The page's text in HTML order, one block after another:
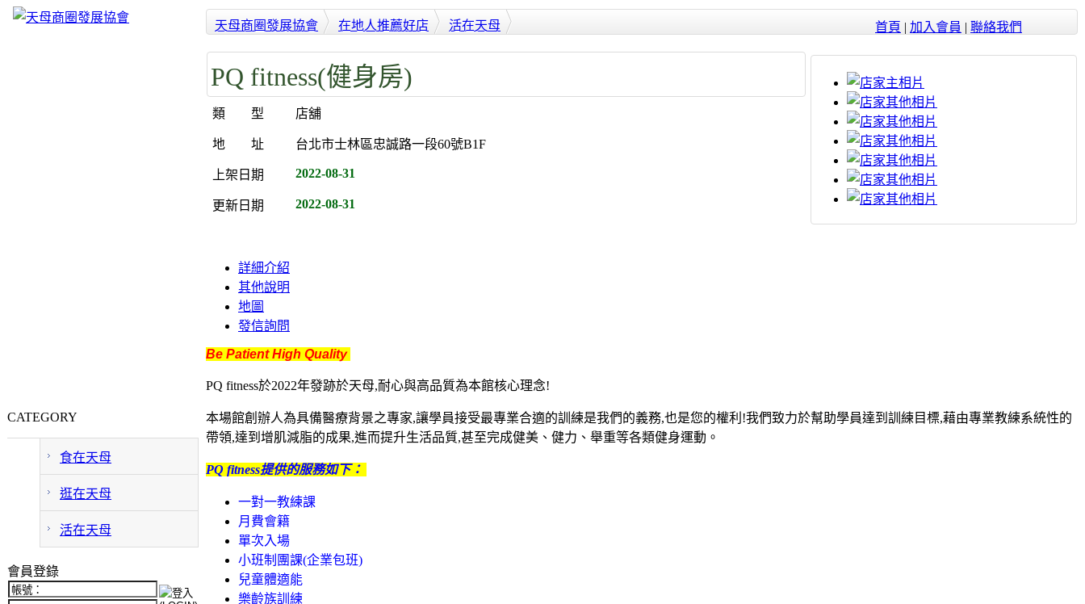
首頁 | 加入會員 | 聯絡我們
CATEGORY
食在天母
逛在天母
活在天母
會員登錄
天母商圈發展協會 在地人推薦好店 活在天母
PQ fitness(健身房)
類 型 店舖
地 址 台北市士林區忠誠路一段60號B1F
上架日期 2022-08-31
更新日期 2022-08-31
詳細介紹
其他說明
地圖
發信詢問
Be Patient High Quality
PQ fitness於2022年發跡於天母,耐心與高品質為本館核心理念!
本場館創辦人為具備醫療背景之專家,讓學員接受最專業合適的訓練是我們的義務,也是您的權利!我們致力於幫助學員達到訓練目標,藉由專業教練系統性的
帶領,達到增肌減脂的成果,進而提升生活品質,甚至完成健美、健力、舉重等各類健身運動。
PQ fitness提供的服務如下：
一對一教練課
月費會籍
單次入場
小班制團課(企業包班)
兒童體適能
樂齡族訓練